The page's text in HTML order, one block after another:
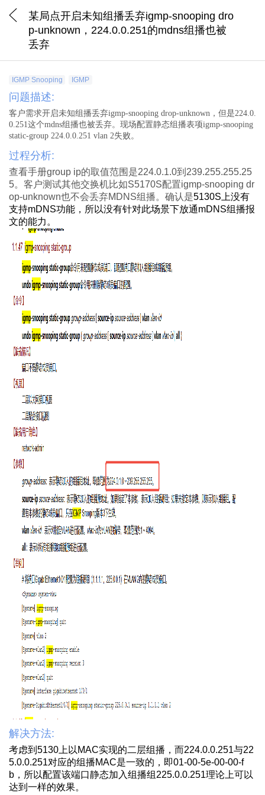
某局点开启未知组播丢弃igmp-snooping dro
p-unknown，224.0.0.251的mdns组播也被
丢弃
IGMP Snooping IGMP
问题描述:
客户需求开启未知组播丢弃igmp-snooping drop-unknown，但是224.0.
0.251这个mdns组播也被丢弃。现场配置静态组播表项igmp-snooping
static-group 224.0.0.251 vlan 2失败。
过程分析:
查看手册group ip的取值范围是224.0.1.0到239.255.255.25
5。客户测试其他交换机比如S5170S配置igmp-snooping dr
op-unknown也不会丢弃MDNS组播。确认是5130S 上没有
支持mDNS功能，所以没有针对此场景下放通mDNS组播报
文的能力。
解决方法:
考虑到 5130上以 MAC实现的二层组播，而224.0.0.251与22
5.0.0.251对应的组播MAC是一致的，即01-00-5e-00-00-f
b，所以配置该端口静态加入组播组 225.0.0.251理论上可以
达到一样的效果。